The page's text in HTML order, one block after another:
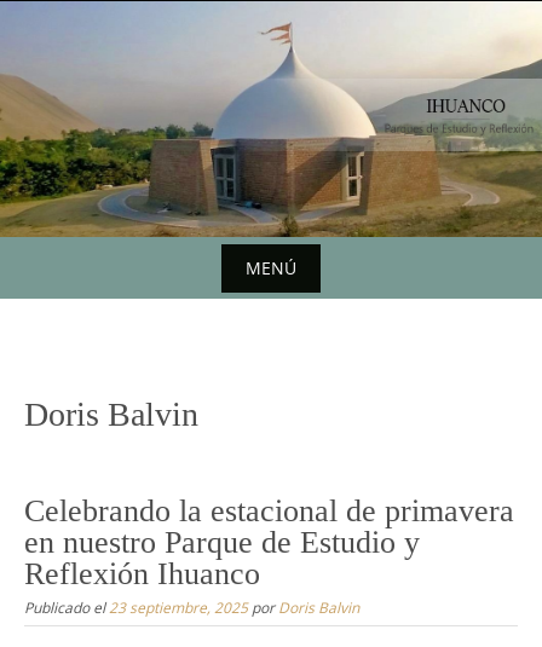
contenido
MENÚ
Doris Balvin
Celebrando la estacional de primavera
en nuestro Parque de Estudio y
Reflexión Ihuanco
Publicado el23 septiembre, 2025porDoris Balvin